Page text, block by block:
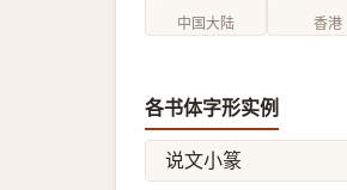
中国大陆 香港
各书体字形实例
说文小篆